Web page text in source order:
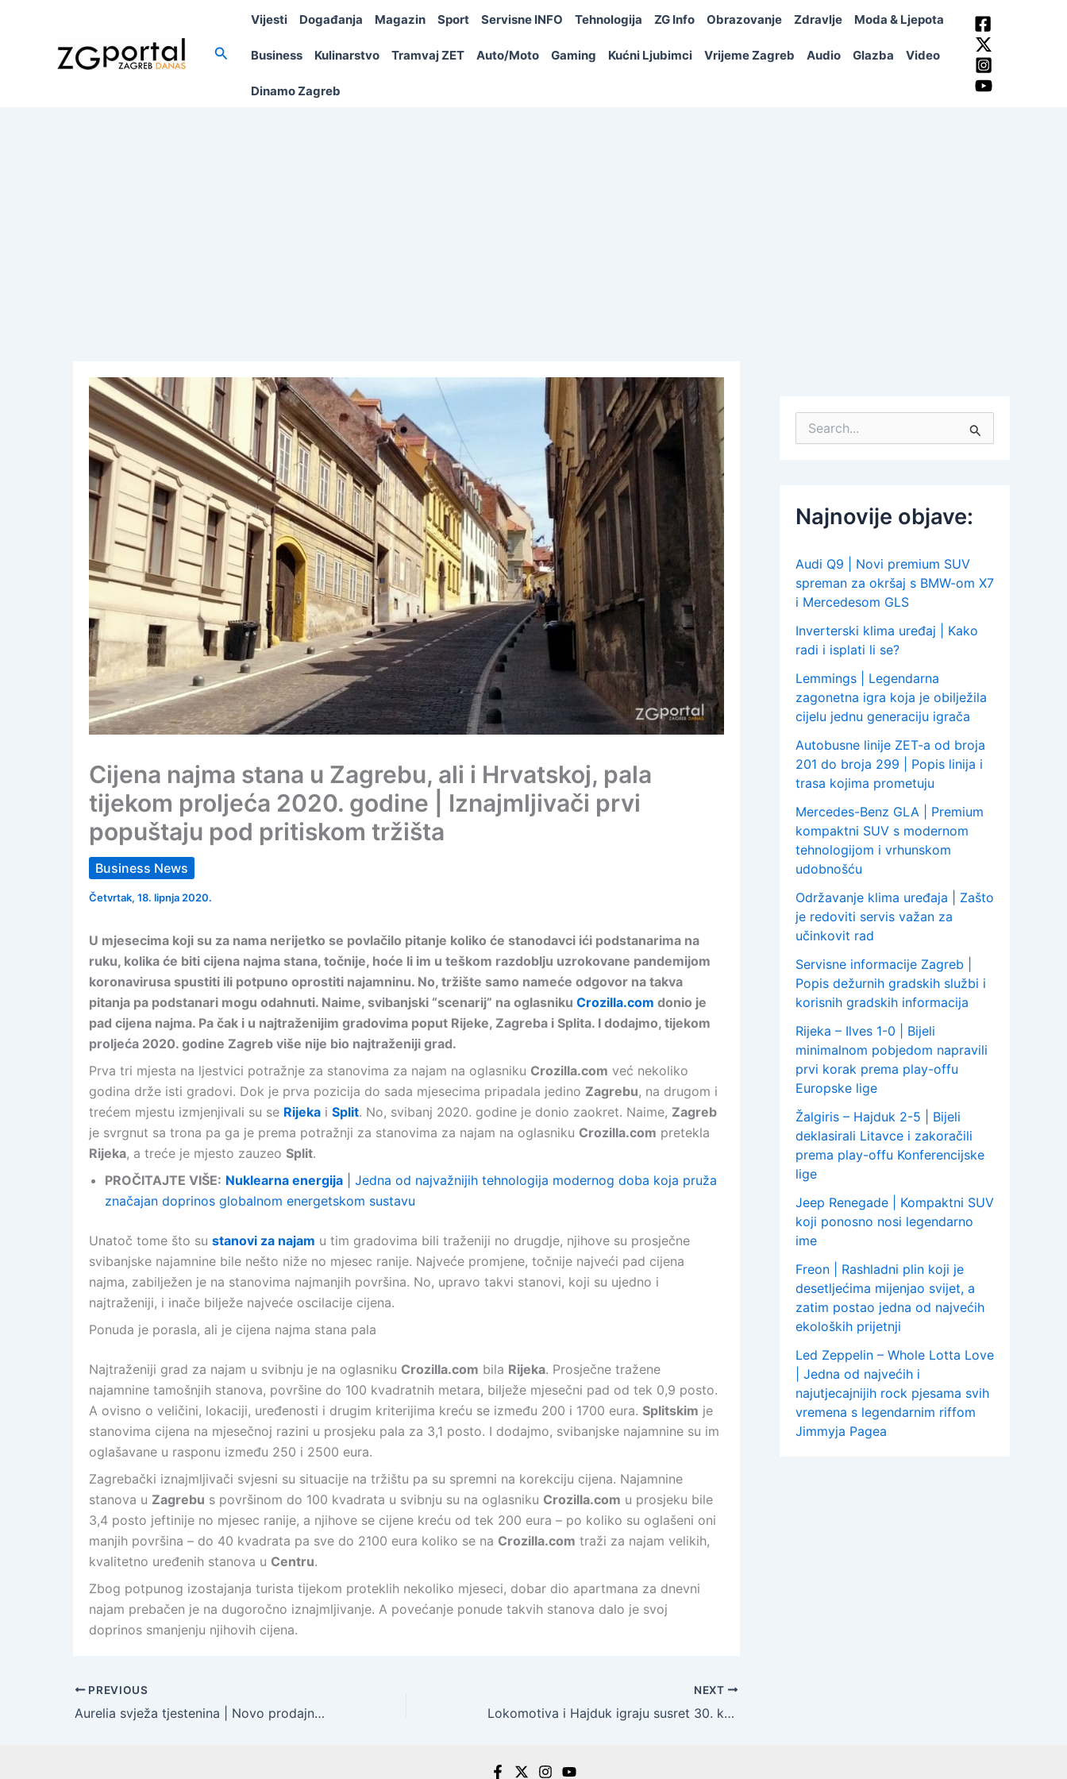
Search
Vijesti Događanja Magazin Sport Servisne INFO Tehnologija ZG Info Obrazovanje Zdravlje Moda & Ljepota
Business Kulinarstvo Tramvaj ZET Auto/Moto Gaming Kućni Ljubimci Vrijeme Zagreb Audio Glazba Video
Dinamo Zagreb
Cijena najma stana u Zagrebu, ali i Hrvatskoj, pala
tijekom proljeća 2020. godine | Iznajmljivači prvi
popuštaju pod pritiskom tržišta
Business News
Četvrtak, 18. lipnja 2020.
U mjesecima koji su za nama nerijetko se povlačilo pitanje koliko će stanodavci ići podstanarima na
ruku, kolika će biti cijena najma stana, točnije, hoće li im u teškom razdoblju uzrokovane pandemijom
koronavirusa spustiti ili potpuno oprostiti najamninu. No, tržište samo nameće odgovor na takva
pitanja pa podstanari mogu odahnuti. Naime, svibanjski “scenarij” na oglasniku Crozilla.com donio je
pad cijena najma. Pa čak i u najtraženijim gradovima poput Rijeke, Zagreba i Splita. I dodajmo, tijekom
proljeća 2020. godine Zagreb više nije bio najtraženiji grad.
Prva tri mjesta na ljestvici potražnje za stanovima za najam na oglasniku Crozilla.com već nekoliko
godina drže isti gradovi. Dok je prva pozicija do sada mjesecima pripadala jedino Zagrebu, na drugom i
trećem mjestu izmjenjivali su se Rijeka i Split. No, svibanj 2020. godine je donio zaokret. Naime, Zagreb
je svrgnut sa trona pa ga je prema potražnji za stanovima za najam na oglasniku Crozilla.com pretekla
Rijeka, a treće je mjesto zauzeo Split.
PROČITAJTE VIŠE: Nuklearna energija | Jedna od najvažnijih tehnologija modernog doba koja pruža
značajan doprinos globalnom energetskom sustavu
Unatoč tome što su stanovi za najam u tim gradovima bili traženiji no drugdje, njihove su prosječne
svibanjske najamnine bile nešto niže no mjesec ranije. Najveće promjene, točnije najveći pad cijena
najma, zabilježen je na stanovima najmanjih površina. No, upravo takvi stanovi, koji su ujedno i
najtraženiji, i inače bilježe najveće oscilacije cijena.
Ponuda je porasla, ali je cijena najma stana pala
Najtraženiji grad za najam u svibnju je na oglasniku Crozilla.com bila Rijeka. Prosječne tražene
najamnine tamošnjih stanova, površine do 100 kvadratnih metara, bilježe mjesečni pad od tek 0,9 posto.
A ovisno o veličini, lokaciji, uređenosti i drugim kriterijima kreću se između 200 i 1700 eura. Splitskim je
stanovima cijena na mjesečnoj razini u prosjeku pala za 3,1 posto. I dodajmo, svibanjske najamnine su im
oglašavane u rasponu između 250 i 2500 eura.
Zagrebački iznajmljivači svjesni su situacije na tržištu pa su spremni na korekciju cijena. Najamnine
stanova u Zagrebu s površinom do 100 kvadrata u svibnju su na oglasniku Crozilla.com u prosjeku bile
3,4 posto jeftinije no mjesec ranije, a njihove se cijene kreću od tek 200 eura – po koliko su oglašeni oni
manjih površina – do 40 kvadrata pa sve do 2100 eura koliko se na Crozilla.com traži za najam velikih,
kvalitetno uređenih stanova u Centru.
Zbog potpunog izostajanja turista tijekom proteklih nekoliko mjeseci, dobar dio apartmana za dnevni
najam prebačen je na dugoročno iznajmljivanje. A povećanje ponude takvih stanova dalo je svoj
doprinos smanjenju njihovih cijena.
PREVIOUS
Aurelia svježa tjestenina | Novo prodajno mjesto tvrtke Naše klasje nalazi se na zagrebačkoj tržnici Dolac
NEXT
Lokomotiva i Hajduk igraju susret 30. kola HNL-a u nedjelju, 21. lipnja 2020. godine | Utakmica će se igrati pred publikom – donosimo informacije o ulaznicama
:
Najnovije objave:
Audi Q9 | Novi premium SUV
spreman za okršaj s BMW-om X7
i Mercedesom GLS
Inverterski klima uređaj | Kako
radi i isplati li se?
Lemmings | Legendarna
zagonetna igra koja je obilježila
cijelu jednu generaciju igrača
Autobusne linije ZET-a od broja
201 do broja 299 | Popis linija i
trasa kojima prometuju
Mercedes-Benz GLA | Premium
kompaktni SUV s modernom
tehnologijom i vrhunskom
udobnošću
Održavanje klima uređaja | Zašto
je redoviti servis važan za
učinkovit rad
Servisne informacije Zagreb |
Popis dežurnih gradskih službi i
korisnih gradskih informacija
Rijeka – Ilves 1-0 | Bijeli
minimalnom pobjedom napravili
prvi korak prema play-offu
Europske lige
Žalgiris – Hajduk 2-5 | Bijeli
deklasirali Litavce i zakoračili
prema play-offu Konferencijske
lige
Jeep Renegade | Kompaktni SUV
koji ponosno nosi legendarno
ime
Freon | Rashladni plin koji je
desetljećima mijenjao svijet, a
zatim postao jedna od najvećih
ekoloških prijetnji
Led Zeppelin – Whole Lotta Love
| Jedna od najvećih i
najutjecajnijih rock pjesama svih
vremena s legendarnim riffom
Jimmyja Pagea